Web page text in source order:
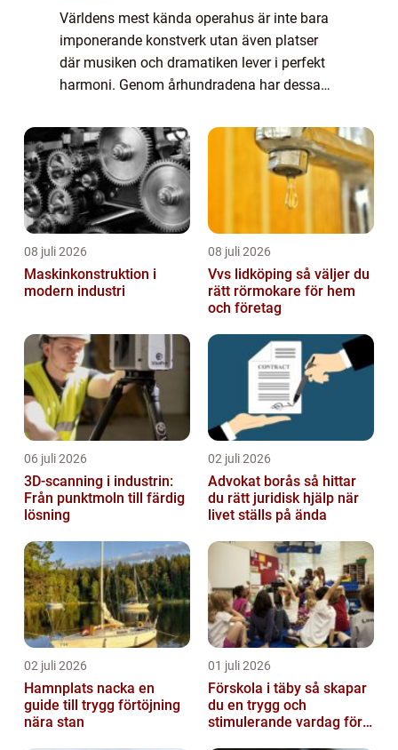
Världens mest kända operahus är inte bara
imponerande konstverk utan även platser
där musiken och dramatiken lever i perfekt
harmoni. Genom århundradena har dessa
roll i ope...
08 juli 2026
Maskinkonstruktion i
modern industri
08 juli 2026
Vvs lidköping så väljer du
rätt rörmokare för hem
och företag
06 juli 2026
3D-scanning i industrin:
Från punktmoln till färdig
lösning
02 juli 2026
Advokat borås så hittar
du rätt juridisk hjälp när
livet ställs på ända
02 juli 2026
Hamnplats nacka en
guide till trygg förtöjning
nära stan
01 juli 2026
Förskola i täby så skapar
du en trygg och
stimulerande vardag för